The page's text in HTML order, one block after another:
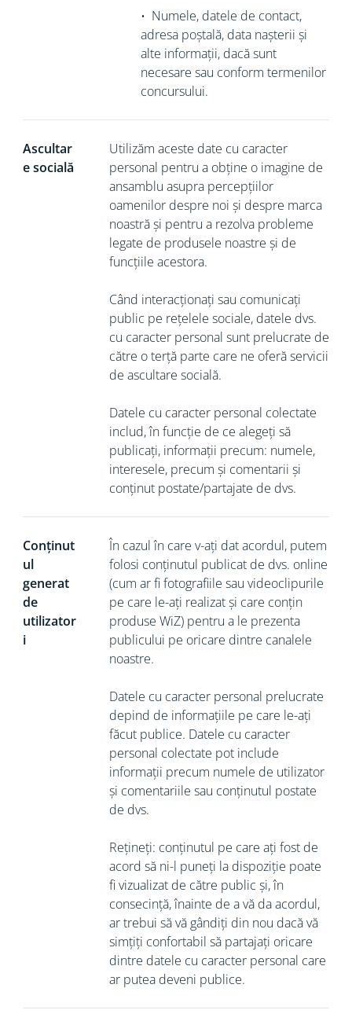
• Numele, datele de contact,
adresa poștală, data nașterii și
alte informații, dacă sunt
necesare sau conform termenilor
concursului.
Ascultar
e socială
Utilizăm aceste date cu caracter
personal pentru a obține o imagine de
ansamblu asupra percepțiilor
oamenilor despre noi și despre marca
noastră și pentru a rezolva probleme
legate de produsele noastre și de
funcțiile acestora.
Când interacționați sau comunicați
public pe rețelele sociale, datele dvs.
cu caracter personal sunt prelucrate de
către o terță parte care ne oferă servicii
de ascultare socială.
Datele cu caracter personal colectate
includ, în funcție de ce alegeți să
publicați, informații precum: numele,
interesele, precum și comentarii și
conținut postate/partajate de dvs.
Conținut
ul
generat
de
utilizator
i
În cazul în care v-ați dat acordul, putem
folosi conținutul publicat de dvs. online
(cum ar fi fotografiile sau videoclipurile
pe care le-ați realizat și care conțin
produse WiZ) pentru a le prezenta
publicului pe oricare dintre canalele
noastre.
Datele cu caracter personal prelucrate
depind de informațiile pe care le-ați
făcut publice. Datele cu caracter
personal colectate pot include
informații precum numele de utilizator
și comentariile sau conținutul postate
de dvs.
Rețineți: conținutul pe care ați fost de
acord să ni-l puneți la dispoziție poate
fi vizualizat de către public și, în
consecință, înainte de a vă da acordul,
ar trebui să vă gândiți din nou dacă vă
simțiți confortabil să partajați oricare
dintre datele cu caracter personal care
ar putea deveni publice.